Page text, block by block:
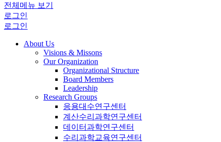
전체메뉴 보기
로그인
로그인
About Us
Visions & Missons
Our Organization
Organizational Structure
Board Members
Leadership
Research Groups
응용대수연구센터
계산수리과학연구센터
데이터과학연구센터
수리과학교육연구센터